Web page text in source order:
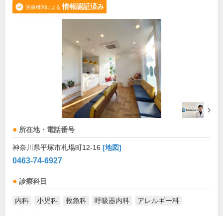
医療機関による 情報認証済み
所在地・電話番号
神奈川県平塚市札場町12-16 [地図]
0463-74-6927
診療科目
内科 小児科 救急科 呼吸器内科 アレルギー科